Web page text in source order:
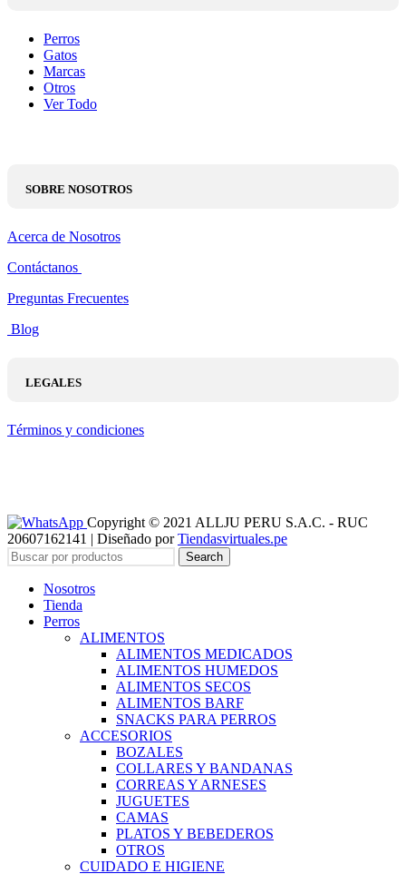
Perros
Gatos
Marcas
Otros
Ver Todo
SOBRE NOSOTROS
Acerca de Nosotros
Contáctanos
Preguntas Frecuentes
Blog
LEGALES
Términos y condiciones
Copyright © 2021 ALLJU PERU S.A.C. - RUC
20607162141 | Diseñado porTiendasvirtuales.pe
Search
Nosotros
Tienda
Perros
ALIMENTOS
ALIMENTOS MEDICADOS
ALIMENTOS HUMEDOS
ALIMENTOS SECOS
ALIMENTOS BARF
SNACKS PARA PERROS
ACCESORIOS
BOZALES
COLLARES Y BANDANAS
CORREAS Y ARNESES
JUGUETES
CAMAS
PLATOS Y BEBEDEROS
OTROS
CUIDADO E HIGIENE